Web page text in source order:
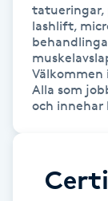
Lashlift Keratin
tatueringar,
lashlift,
Välkommen
Alla som
och innehar